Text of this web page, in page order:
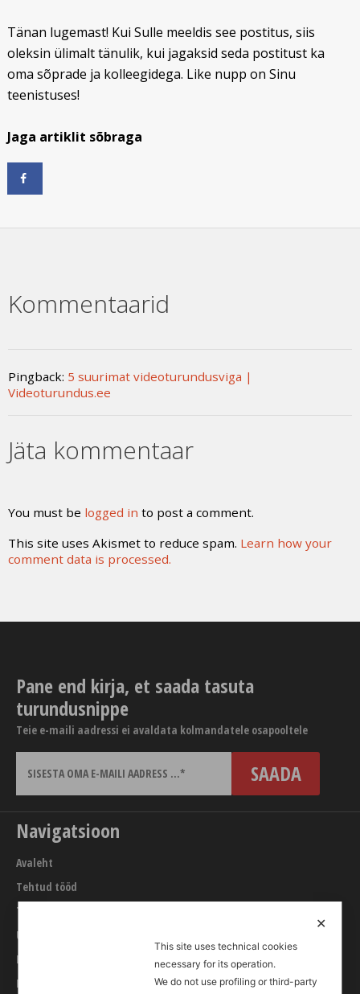
Tänan lugemast! Kui Sulle meeldis see postitus, siis
oleksin ülimalt tänulik, kui jagaksid seda postitust ka
oma sõprade ja kolleegidega. Like nupp on Sinu
teenistuses!
Jaga artiklit sõbraga
Kommentaarid
Pingback: 5 suurimat videoturundusviga |
Videoturundus.ee
Jäta kommentaar
You must be logged in to post a comment.
This site uses Akismet to reduce spam. Learn how your
comment data is processed.
Pane end kirja, et saada tasuta
turundusnippe
Teie e-maili aadressi ei avaldata kolmandatele osapooltele
Navigatsioon
Avaleht
Tehtud tööd
Teenused
URL builder
Blogi
Kontakt
✕
This site uses technical cookies
necessary for its operation.
We do not use profiling or third-party